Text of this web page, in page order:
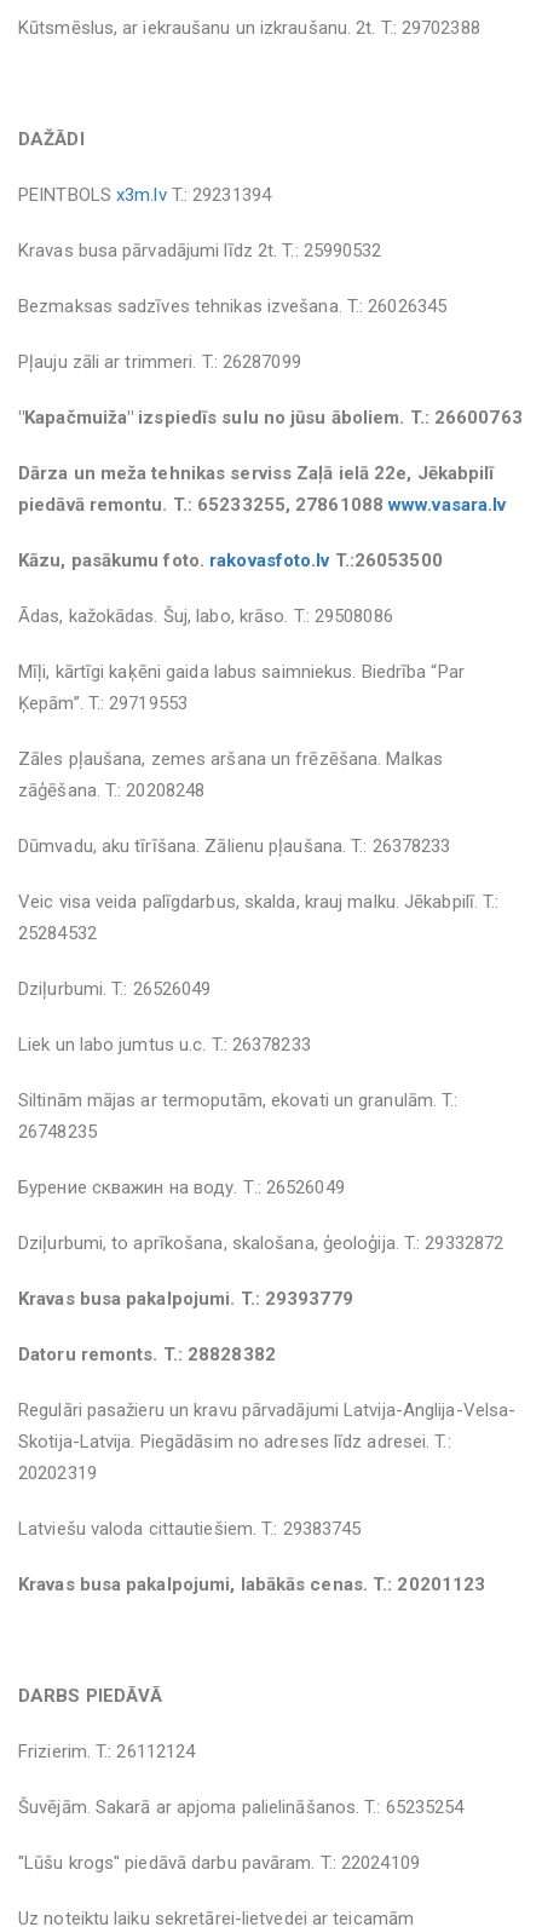
Kūtsmēslus, ar iekraušanu un izkraušanu. 2t. T.: 29702388
DAŽĀDI
PEINTBOLS x3m.lvT.: 29231394
Kravas busa pārvadājumi līdz 2t. T.: 25990532
Bezmaksas sadzīves tehnikas izvešana. T.: 26026345
Pļauju zāli ar trimmeri. T.: 26287099
"Kapačmuiža" izspiedīs sulu no jūsu āboliem. T.: 26600763
Dārza un meža tehnikas serviss Zaļā ielā 22e, Jēkabpilī
piedāvā remontu. T.: 65233255, 27861088www.vasara.lv
Kāzu, pasākumu foto. rakovasfoto.lvT.:26053500
Ādas, kažokādas. Šuj, labo, krāso. T.: 29508086
Mīļi, kārtīgi kaķēni gaida labus saimniekus. Biedrība “Par
Ķepām”. T.: 29719553
Zāles pļaušana, zemes aršana un frēzēšana. Malkas
zāģēšana. T.: 20208248
Dūmvadu, aku tīrīšana. Zālienu pļaušana. T.: 26378233
Veic visa veida palīgdarbus, skalda, krauj malku. Jēkabpilī. T.:
25284532
Dziļurbumi. T.: 26526049
Liek un labo jumtus u.c. T.: 26378233
Siltinām mājas ar termoputām, ekovati un granulām. T.:
26748235
Бурение скважин на воду. Т.: 26526049
Dziļurbumi, to aprīkošana, skalošana, ģeoloģija. T.: 29332872
Kravas busa pakalpojumi. T.: 29393779
Datoru remonts. T.: 28828382
Regulāri pasažieru un kravu pārvadājumi Latvija-Anglija-Velsa-
Skotija-Latvija. Piegādāsim no adreses līdz adresei. T.:
20202319
Latviešu valoda cittautiešiem. T.: 29383745
Kravas busa pakalpojumi, labākās cenas. T.: 20201123
DARBS PIEDĀVĀ
Frizierim. T.: 26112124
Šuvējām. Sakarā ar apjoma palielināšanos. T.: 65235254
"Lūšu krogs" piedāvā darbu pavāram. T.: 22024109
Uz noteiktu laiku sekretārei-lietvedei ar teicamām